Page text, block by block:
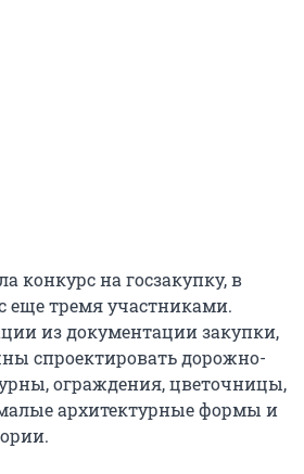
конкурс на госзакупку, в
еще тремя участниками.
из документации закупки,
спроектировать дорожно-
ограждения, цветочницы,
архитектурные формы и